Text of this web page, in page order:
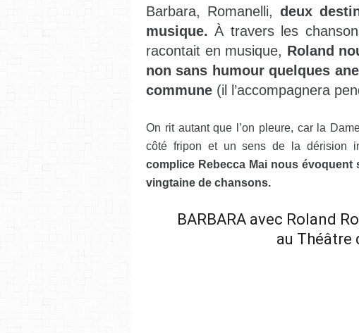
Barbara, Romanelli,deux
musique. À travers les
racontait en musique, Roland
non sans humour quelques
commune (il l’accompagnera
On rit autant que l’on pleure, car la
côté fripon et un sens de la dérision
complice Rebecca Mai nous
vingtaine de chansons.
BARBARA avec Roland
au Théâtre